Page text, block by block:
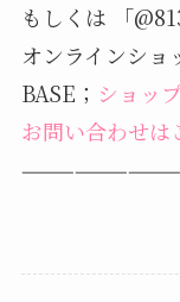
もしくは 「
オンラインショ
BASE； ショッ
お問い合わせは